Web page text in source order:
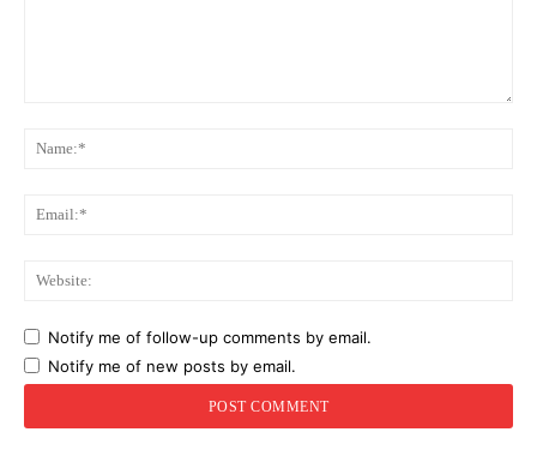
Notify me of follow-up comments by email.
Notify me of new posts by email.